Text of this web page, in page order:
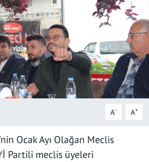
A- A+
Ocak Ayı Olağan Meclis
Partili meclis üyeleri